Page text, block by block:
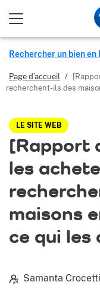
Rechercher un bien en
Page d’accueil /
recherchent-ils des
LE SITE WEB
[Rapport
les
maisons
ce qui les
Samanta Crocetti